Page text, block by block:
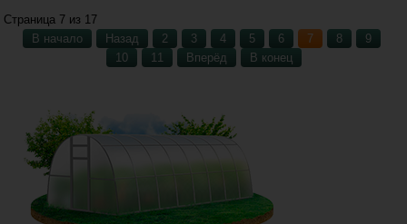
Страница 7 из 17
В начало
Назад 2 3 4 5 6 7 8
9
10
11 Вперёд В конец